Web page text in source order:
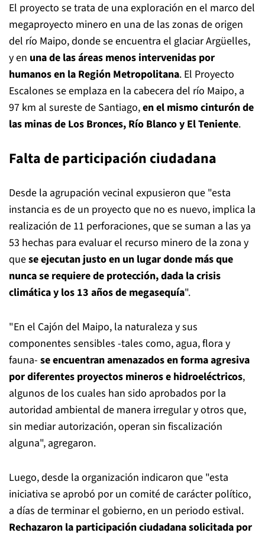
El proyecto se trata de una exploración en el marco del
megaproyecto minero en una de las zonas de origen
del río Maipo, donde se encuentra el glaciar Argüelles,
y en una de las áreas menos intervenidas por
humanos en la Región Metropolitana. El Proyecto
Escalones se emplaza en la cabecera del río Maipo, a
97 km al sureste de Santiago,en el mismo cinturón de
las minas de Los Bronces, Río Blanco y El Teniente.
Falta de participación ciudadana
Desde la agrupación vecinal expusieron que "esta
instancia es de un proyecto que no es nuevo, implica la
realización de 11 perforaciones, que se suman a las ya
53 hechas para evaluar el recurso minero de la zona y
quese ejecutan justo en un lugar donde más que
nunca se requiere de protección, dada la crisis
climática y los 13 años de megasequía".
"En el Cajón del Maipo, la naturaleza y sus
componentes sensibles -tales como, agua, flora y
fauna- se encuentran amenazados en forma agresiva
por diferentes proyectos mineros e hidroeléctricos,
algunos de los cuales han sido aprobados por la
autoridad ambiental de manera irregular y otros que,
sin mediar autorización, operan sin fiscalización
alguna", agregaron.
Luego, desde la organización indicaron que "esta
iniciativa se aprobó por un comité de carácter político,
a días de terminar el gobierno, en un periodo estival.
Rechazaron la participación ciudadana solicitada por